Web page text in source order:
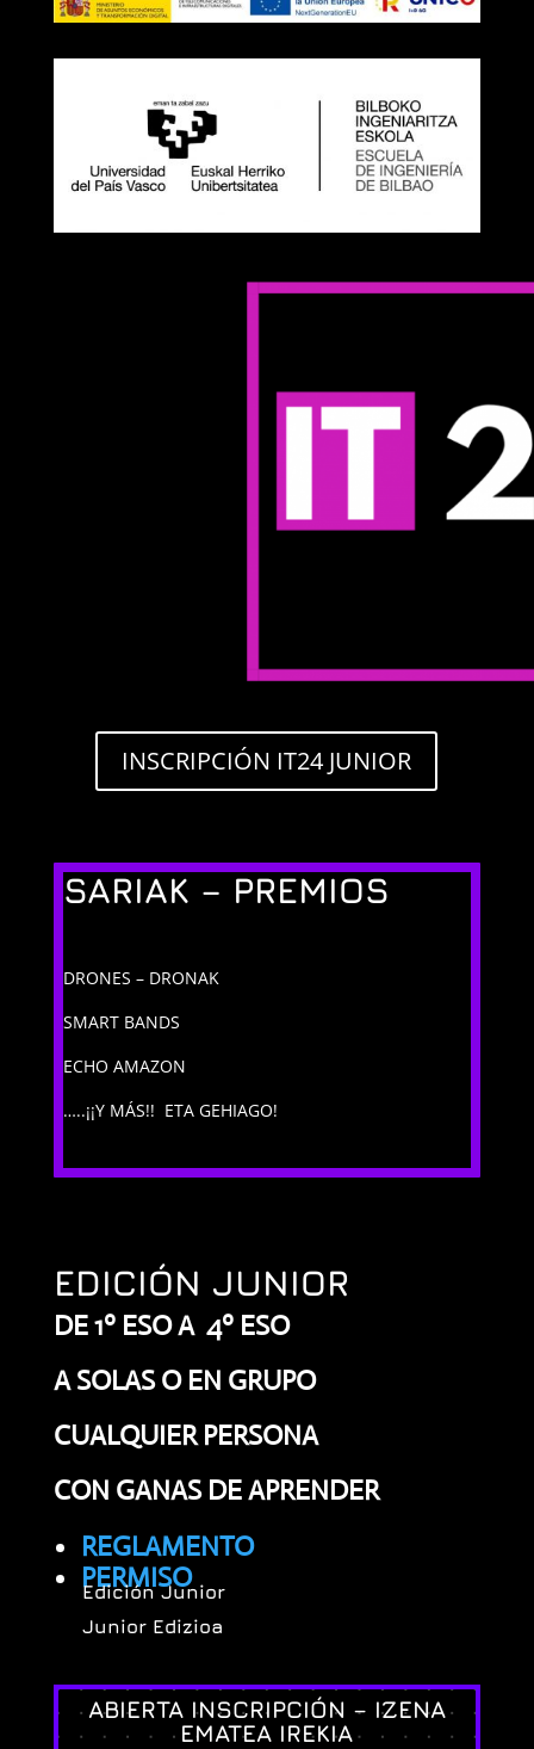
INSCRIPCIÓN IT24 JUNIOR
SARIAK – PREMIOS
DRONES – DRONAK
SMART BANDS
ECHO AMAZON
…..¡¡Y MÁS!! ETA GEHIAGO!
EDICIÓN JUNIOR
DE 1º ESO A 4º ESO
A SOLAS O EN GRUPO
CUALQUIER PERSONA
CON GANAS DE APRENDER
REGLAMENTO
PERMISO
Edición Junior
Junior Edizioa
ABIERTA INSCRIPCIÓN – IZENA
EMATEA IREKIA